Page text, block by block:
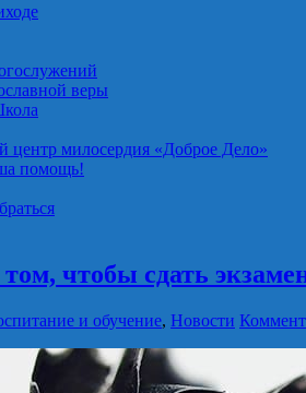
веры
центр милосердия «Доброе Дело»
помощь!
чтобы сдать
и обучение, Новости